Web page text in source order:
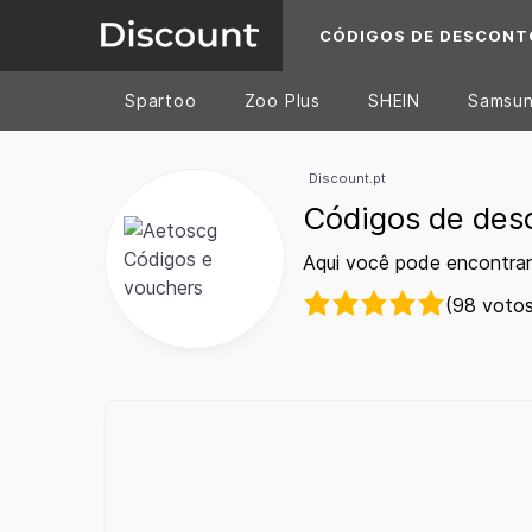
CÓDIGOS DE
Spartoo Zoo Plus SHEIN
Discount.pt
Códigos de
Aqui você pode
(98